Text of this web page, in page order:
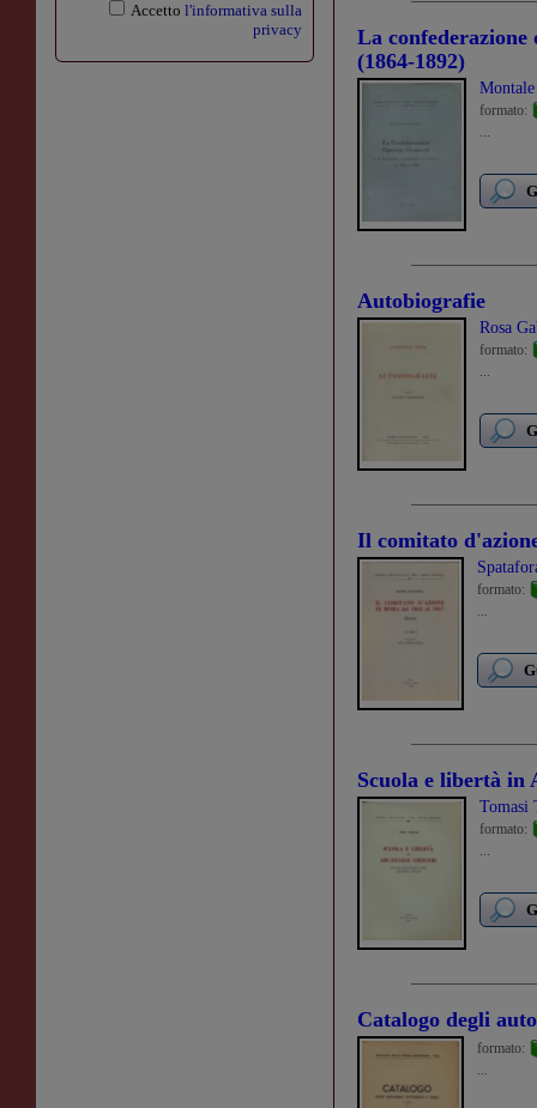
Accetto l'informativa sulla
privacy
La confederazione
(1864-1892)
formato:
...
Autobiografie
Rosa
formato:
...
Il comitato
formato:
...
Scuola e libertà in
Tomasi
formato:
...
Catalogo degli
formato:
...